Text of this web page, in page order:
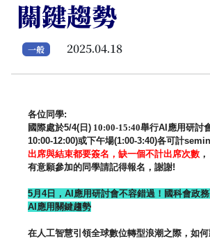
關鍵趨勢
一般 2025.04.18
各位同學:
國際處於5/4( 日 ) 10:00-15:40舉行AI 應用研討
10:00-12:00)或下午場(1:00-3:40)各可計
出席與結束都要簽名， 缺一個不計出席次數 ，
有意願參加的同學請記得報名，謝謝!
5月 4日， AI 應用研討會不容錯過！國科會政
AI 應用關鍵趨勢
在人工智慧引領全球數位轉型浪潮之際，如